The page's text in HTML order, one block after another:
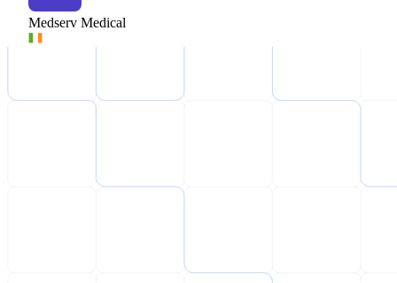
Medserv Medical